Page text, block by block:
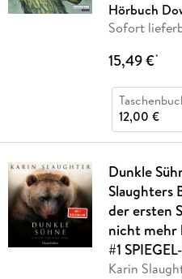
Hörbuch
Sofort
15,49 €*
12,00 €
Dunkle
Slaughters
der ersten
nicht mehr
#1
Karin